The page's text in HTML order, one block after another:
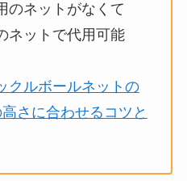
のネットがなくて
ネットで代用可能
クルボールネットの
さに合わせるコツと